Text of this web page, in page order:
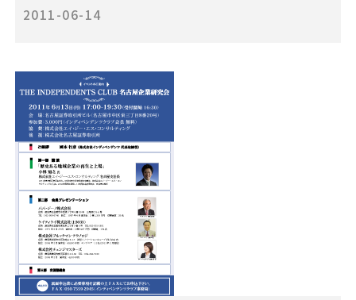
2011-06-14